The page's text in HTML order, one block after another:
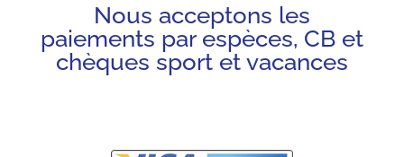
Nous acceptons les
paiements par espèces, CB et
chèques sport et vacances